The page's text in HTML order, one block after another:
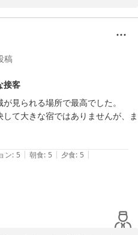
てお食事やお風呂までご満足い
ます
に、これからも皆様に喜んでい
りたいと存じます
稿
接客
見られる場所で最高でした。
て大きな宿ではありませんが、ま
屋で窓を開けると川虫が入ってき
しぬるめのほうが良いかもしれま
でも熱く感じました）。料理は夕
なりました。ありがとうございま
ン: 5 | 朝食: 5 | 夕食: 5 |